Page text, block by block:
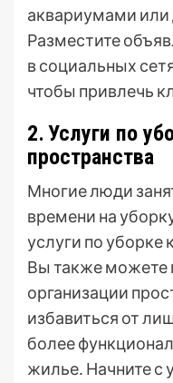
аквариумами или
Разместите
в социальных
чтобы привлечь
2․ Услуги по
пространства
Многие люди
времени на
услуги по уборке
Вы также можете
организации
избавиться от
более
жилье․ Начните с